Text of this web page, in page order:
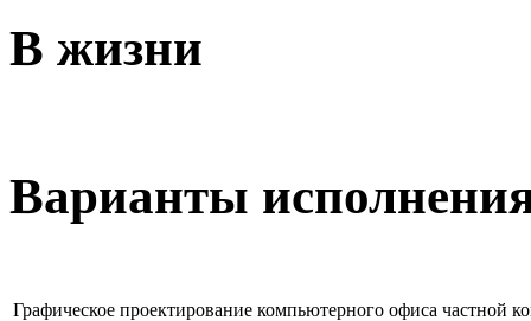
В жизни
Варианты
Графическое проектирование компьютерного офиса частной